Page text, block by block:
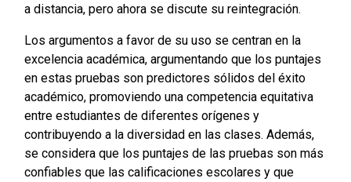
a distancia, pero ahora se discute su reintegración.
Los argumentos a favor de su uso se centran en la
excelencia académica, argumentando que los puntajes
en estas pruebas son predictores sólidos del éxito
académico, promoviendo una competencia equitativa
entre estudiantes de diferentes orígenes y
contribuyendo a la diversidad en las clases. Además,
se considera que los puntajes de las pruebas son más
confiables que las calificaciones escolares y que